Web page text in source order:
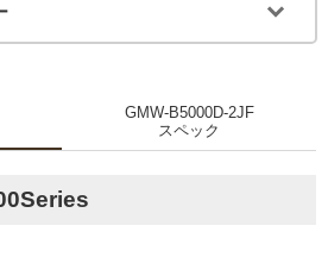
GMW-B5000D-2JF
スペック